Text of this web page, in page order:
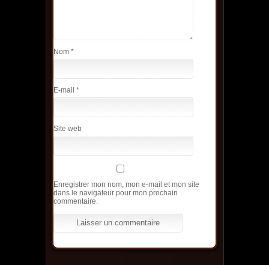
Nom *
E-mail *
Site web
Enregistrer mon nom, mon e-mail et mon site
dans le navigateur pour mon prochain
commentaire.